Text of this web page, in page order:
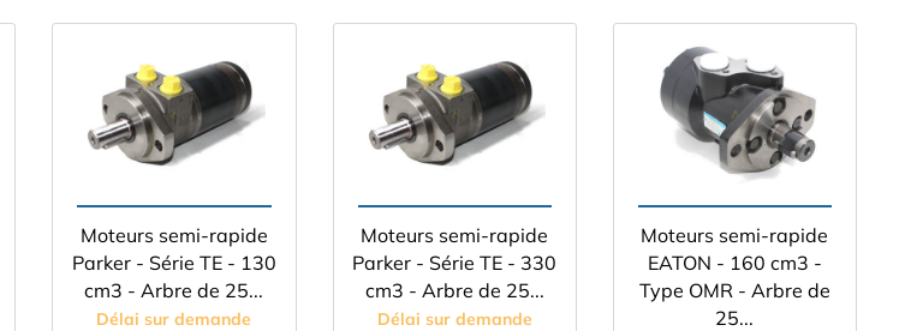
Moteurs semi-rapide
Parker - Série TE - 130
cm3 - Arbre de 25...
Délai sur demande
Moteurs semi-rapide
Parker - Série TE - 330
cm3 - Arbre de 25...
Délai sur demande
Moteurs semi-rapide
EATON - 160 cm3 -
Type OMR - Arbre de
25...